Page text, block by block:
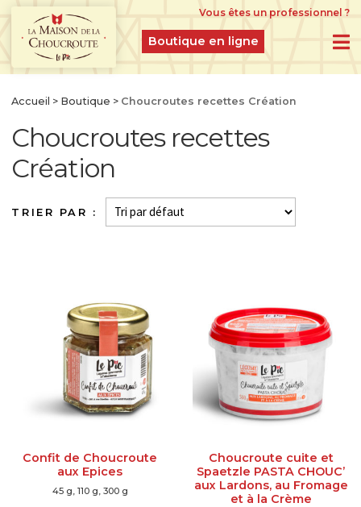
Vous êtes un professionnel ?
Boutique en ligne
BOUTIQUE EN LIGNE
PRODUITS DU MOMENT
IDÉES CADEAUX
CHOUCROUTES D’ALSACE IGP CRUES
FERMENTÉES À L’ANCIENNE
CHOUCROUTES RECETTES CRÉATION
LÉGUMES GASTRONOMIQUES NATURES
LÉGUMES GASTRONOMIQUES CUISINÉS
LÉGUMES BRUTS
SPÉCIALITÉS SUCRÉES
Accueil > Boutique > Choucroutes recettes Création
Choucroutes recettes
Création
Confit de Choucroute
aux Epices
45 g, 110 g, 300 g
Choucroute cuite et
Spaetzle PASTA CHOUC’
aux Lardons, au Fromage
et à la Crème